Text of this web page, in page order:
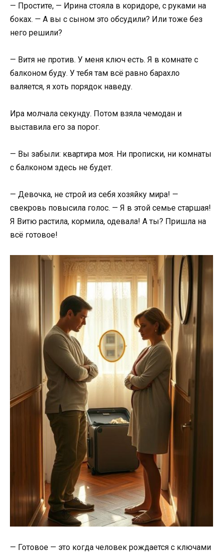
— Простите, — Ирина стояла в коридоре, с руками на
боках. — А вы с сыном это обсудили? Или тоже без
него решили?
— Витя не против. У меня ключ есть. Я в комнате с
балконом буду. У тебя там всё равно барахло
валяется, я хоть порядок наведу.
Ира молчала секунду. Потом взяла чемодан и
выставила его за порог.
— Вы забыли: квартира моя. Ни прописки, ни комнаты
с балконом здесь не будет.
— Девочка, не строй из себя хозяйку мира! —
свекровь повысила голос. — Я в этой семье старшая!
Я Витю растила, кормила, одевала! А ты? Пришла на
всё готовое!
— Готовое — это когда человек рождается с ключами